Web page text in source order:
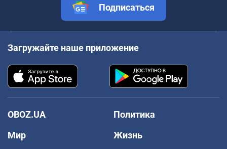
Подписаться
Загружайте наше приложение
OBOZ.UA
Политика
Мир
Жизнь